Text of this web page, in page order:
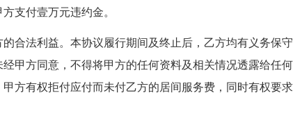
支付壹万元违约金。
合法利益。本协议履行期间及终止后，乙方均有义务保守
甲方同意，不得将甲方的任何资料及相关情况透露给任何
方有权拒付应付而未付乙方的居间服务费，同时有权要求